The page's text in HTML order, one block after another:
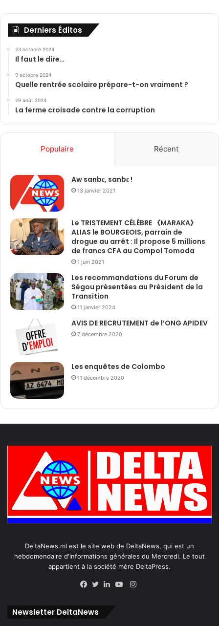
Derniers Éditos
23 octobre 2024
Il faut le dire…
9 octobre 2024
Quelle rentrée scolaire prépare-t-on vraiment ?
29 août 2024
La ferme croisade contre la corruption
Populaire Récent
Aw sanbɛ, sanbɛ !
13 janvier 2021
Le TRISTEMENT CÉLÈBRE 《MARAKA》
ALIAS le BOURGEOIS, parrain de
drogue au arrêt : Il propose 5 millions
de francs CFA au Compol Tomoda
1 juin 2021
Les recommandations du Forum de
Ségou présentées au Président de la
Transition
11 janvier 2024
AVIS DE RECRUTEMENT de l’ONG APIDEV
7 décembre 2020
Les enquêtes de Colombo
11 décembre 2020
DeltaNews.ml est le site web de DeltaNews, qui est un
hebdomendaire d'informations générales du Mercredi. Le tout
appartient à la société mère DeltaPress.
Instagram
Newsletter DeltaNews